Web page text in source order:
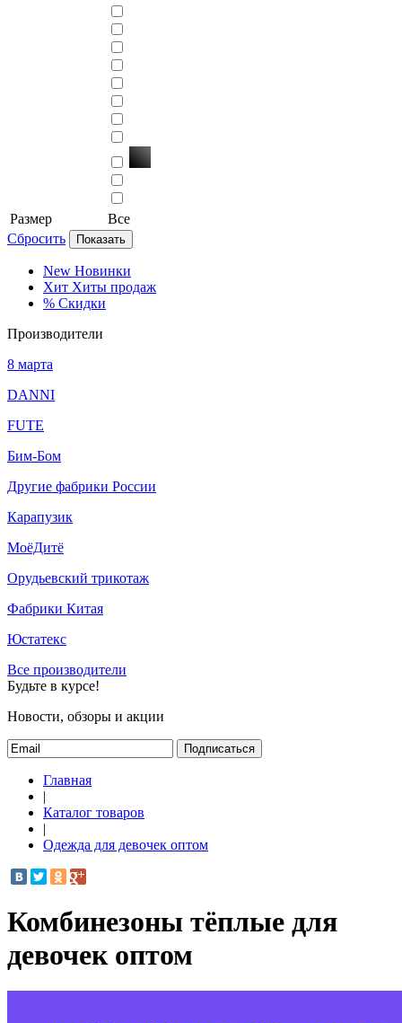
Размер
Все
Сбросить
Показать
New Новинки
Хит Хиты продаж
% Скидки
Производители
8 марта
DANNI
FUTE
Бим-Бом
Другие фабрики России
Карапузик
МоёДитё
Орудьевский трикотаж
Фабрики Китая
Юстатекс
Все производители
Будьте в курсе!
Новости, обзоры и акции
Подписаться
Главная
|
Каталог товаров
|
Одежда для девочек оптом
Комбинезоны тёплые для
девочек оптом